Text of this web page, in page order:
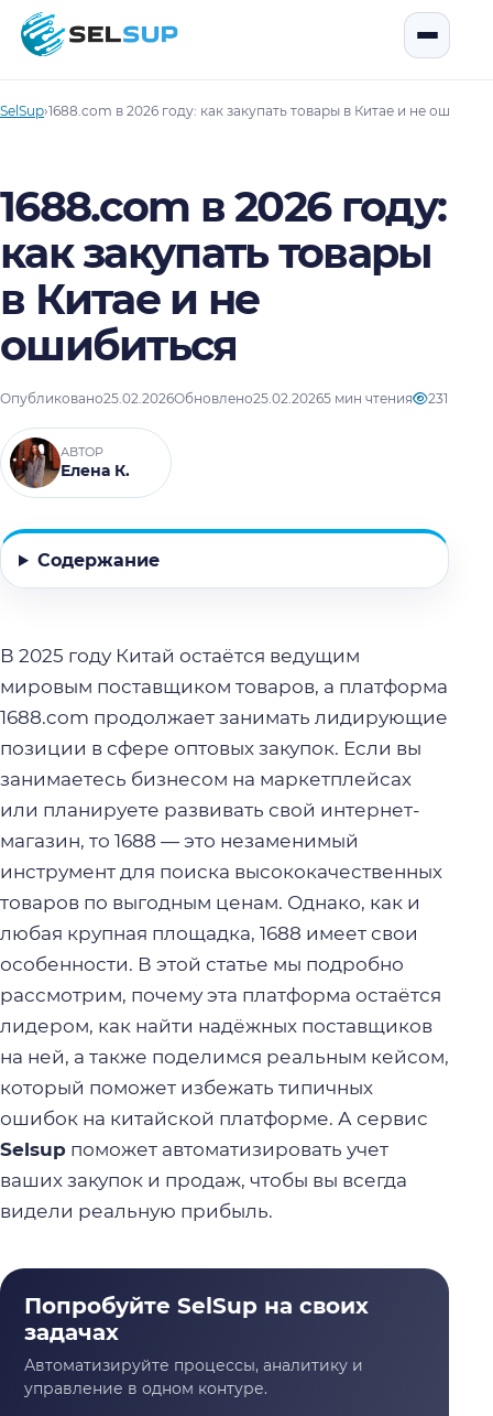
SelSup
SelSup›1688.com в 2026 году: как закупать товары в Китае и не
1688.com в 2026 году:
как закупать товары
в Китае и не
ошибиться
Опубликовано25.02.2026Обновлено25.02.20265 мин чтения 231
АВТОР
Елена К.
Содержание
В 2025 году Китай остаётся ведущим
мировым поставщиком товаров, а платформа
1688.com продолжает занимать лидирующие
позиции в сфере оптовых закупок. Если вы
занимаетесь бизнесом на маркетплейсах
или планируете развивать свой интернет-
магазин, то 1688 — это незаменимый
инструмент для поиска высококачественных
товаров по выгодным ценам. Однако, как и
любая крупная площадка, 1688 имеет свои
особенности. В этой статье мы подробно
рассмотрим, почему эта платформа остаётся
лидером, как найти надёжных поставщиков
на ней, а также поделимся реальным кейсом,
который поможет избежать типичных
ошибок на китайской платформе. А сервис
Selsup поможет автоматизировать учет
ваших закупок и продаж, чтобы вы всегда
видели реальную прибыль.